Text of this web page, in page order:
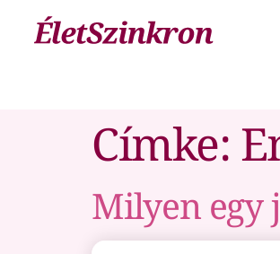
Címke:
Milyen egy